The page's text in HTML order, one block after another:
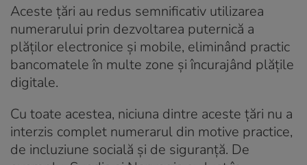
Aceste țări au redus semnificativ utilizarea
numerarului prin dezvoltarea puternică a
plăților electronice și mobile, eliminând practic
bancomatele în multe zone și încurajând plățile
digitale.
Cu toate acestea, niciuna dintre aceste țări nu a
interzis complet numerarul din motive practice,
de incluziune socială și de siguranță. De